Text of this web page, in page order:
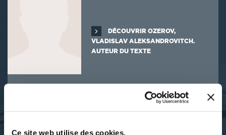
Ce site web utilise des cookies.
DÉCOUVRIR OZEROV,
VLADISLAV ALEKSANDROVITCH.
AUTEUR DU TEXTE
SES OUVRAGES